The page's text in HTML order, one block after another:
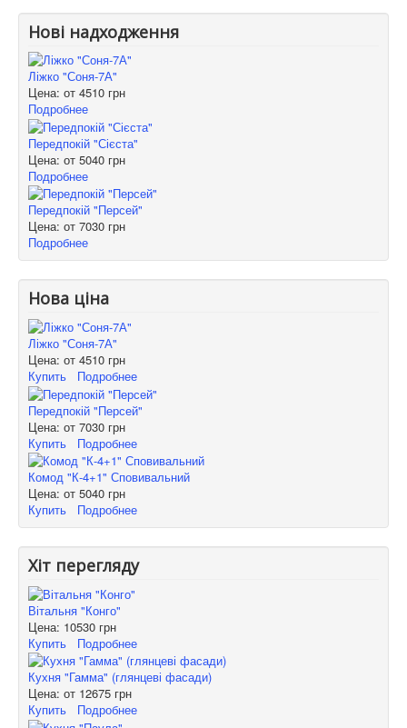
Нові надходження
Ліжко "Соня-7А"
Цена: от 4510 грн
Подробнее
Передпокій "Сієста"
Цена: от 5040 грн
Подробнее
Передпокій "Персей"
Цена: от 7030 грн
Подробнее
Нова ціна
Ліжко "Соня-7А"
Цена: от 4510 грн
Купить
Подробнее
Передпокій "Персей"
Цена: от 7030 грн
Купить
Подробнее
Комод "К-4+1" Сповивальний
Цена: от 5040 грн
Купить
Подробнее
Хіт перегляду
Вітальня "Конго"
Цена: 10530 грн
Купить
Подробнее
Кухня "Гамма" (глянцеві фасади)
Цена: от 12675 грн
Купить
Подробнее